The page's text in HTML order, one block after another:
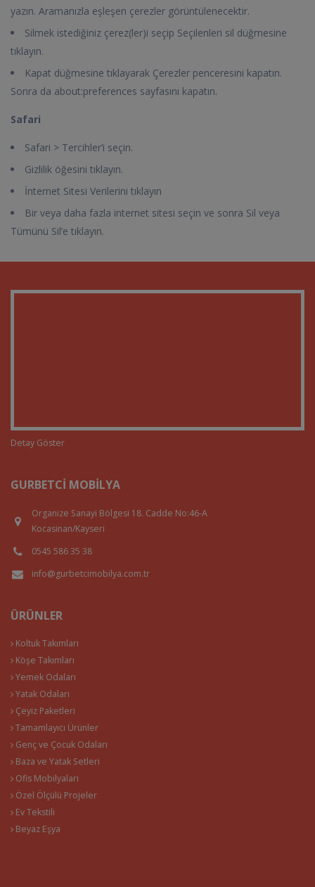
yazın. Aramanızla eşleşen çerezler görüntülenecektir.
Silmek istediğiniz çerez(ler)i seçip Seçilenleri sil düğmesine
tıklayın.
Kapat düğmesine tıklayarak Çerezler penceresini kapatın.
Sonra da about:preferences sayfasını kapatın.
Safari
Safari > Tercihler’i seçin.
Gizlilik öğesini tıklayın.
İnternet Sitesi Verilerini tıklayın
Bir veya daha fazla internet sitesi seçin ve sonra Sil veya
Tümünü Sil’e tıklayın.
Detay Göster
GURBETCI MOBILYA
Organize Sanayi Bölgesi 18. Cadde No:46-A
Kocasinan/Kayseri
0545 586 35 38
info@gurbetcimobilya.com.tr
ÜRÜNLER
Koltuk Takımları
Köşe Takımları
Yemek Odaları
Yatak Odaları
Çeyiz Paketleri
Tamamlayıcı Ürünler
Genç ve Çocuk Odaları
Baza ve Yatak Setleri
Ofis Mobilyaları
Özel Ölçülü Projeler
Ev Tekstili
Beyaz Eşya